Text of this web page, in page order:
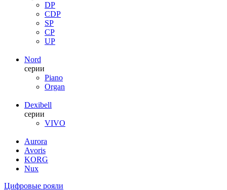
DP
CDP
SP
CP
UP
Nord
серии
Piano
Organ
Dexibell
серии
VIVO
Aurora
Avoris
KORG
Nux
Цифровые рояли